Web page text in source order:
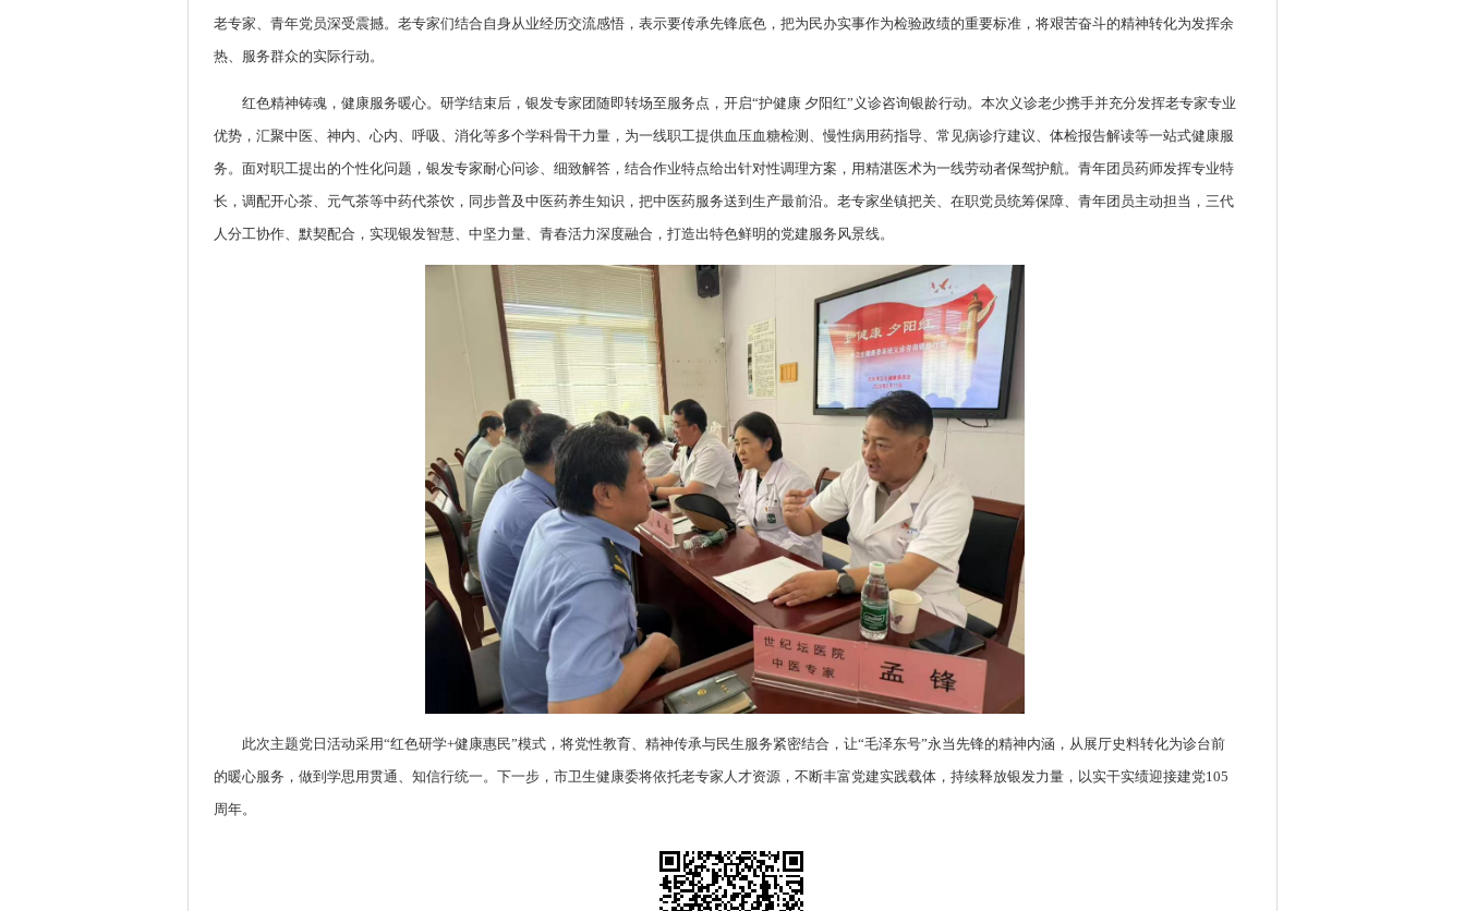
老专家、青年党员深受震撼。老专家们结合自身从业经历交流感悟，表示要传承先锋底色，把为民办实事作为检验政绩的重要标准，将艰苦奋斗的精神转化为发挥余
热、服务群众的实际行动。
红色精神铸魂，健康服务暖心。研学结束后，银发专家团随即转场至服务点，开启“护健康 夕阳红”义诊咨询银龄行动。本次义诊老少携手并充分发挥老专家专业
优势，汇聚中医、神内、心内、呼吸、消化等多个学科骨干力量，为一线职工提供血压血糖检测、慢性病用药指导、常见病诊疗建议、体检报告解读等一站式健康服
务。面对职工提出的个性化问题，银发专家耐心问诊、细致解答，结合作业特点给出针对性调理方案，用精湛医术为一线劳动者保驾护航。青年团员药师发挥专业特
长，调配开心茶、元气茶等中药代茶饮，同步普及中医药养生知识，把中医药服务送到生产最前沿。老专家坐镇把关、在职党员统筹保障、青年团员主动担当，三代
人分工协作、默契配合，实现银发智慧、中坚力量、青春活力深度融合，打造出特色鲜明的党建服务风景线。
此次主题党日活动采用“红色研学+健康惠民”模式，将党性教育、精神传承与民生服务紧密结合，让“毛泽东号”永当先锋的精神内涵，从展厅史料转化为诊台前
的暖心服务，做到学思用贯通、知信行统一。下一步，市卫生健康委将依托老专家人才资源，不断丰富党建实践载体，持续释放银发力量，以实干实绩迎接建党105
周年。